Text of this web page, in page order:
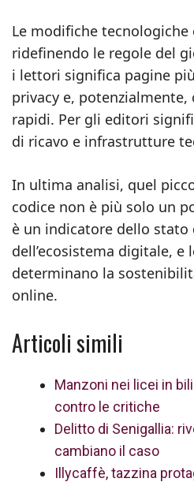
Le modifiche
ridefinendo le regole del
i lettori significa pagine
privacy e,
rapidi. Per gli editori
di ricavo e infrastrutture
In ultima analisi, quel
codice non è più solo un
è un indicatore dello stato
dell’ecosistema digitale, e
determinano la
online.
Articoli simili
Manzoni nei licei in
contro le critiche
Delitto di Senigallia:
cambiano il caso
Illycaffè, tazzina